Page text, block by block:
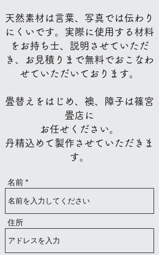
天然素材は言葉、写真では伝わり
にくいです。実際に使用する材料
をお持ち士、説明させていただ
き、お見積りまで無料でおこなわ
せていただいております。​
畳替えをはじめ、襖、障子は篠宮
畳店に
お任せください。
丹精込めて製作させていただきま
す。
名前
住所